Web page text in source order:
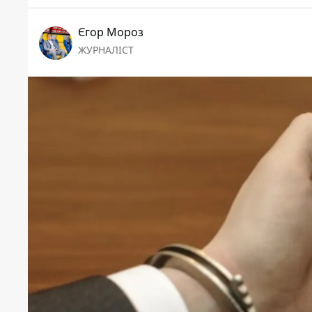
Єгор Мороз
ЖУРНАЛІСТ